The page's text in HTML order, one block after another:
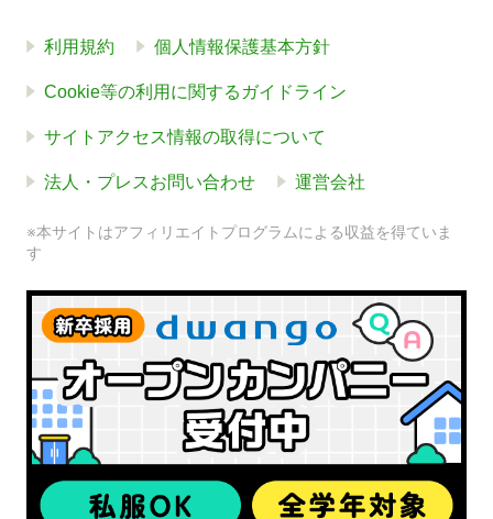
利用規約 個人情報保護基本方針
Cookie等の利用に関するガイドライン
サイトアクセス情報の取得について
法人・プレスお問い合わせ 運営会社
※本サイトはアフィリエイトプログラムによる収益を得ていま
す